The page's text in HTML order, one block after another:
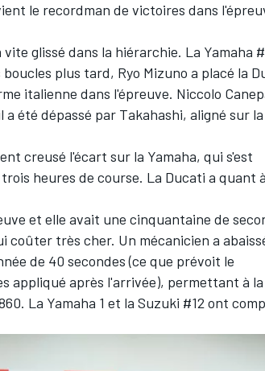
le recordman de victoires dans
glissé dans la hiérarchie. La Yamaha
plus tard, Ryo Mizuno a placé la
italienne dans l'épreuve. Niccolo
été dépassé par Takahashi, aligné sur la
creusé l'écart sur la Yamaha, qui s'est
heures de course. La Ducati a quant
et elle avait une cinquantaine de
très cher. Un mécanicien a
de 40 secondes (ce que prévoit le
appliqué après l'arrivée), permettant à la
La Yamaha 1 et la Suzuki #12 ont